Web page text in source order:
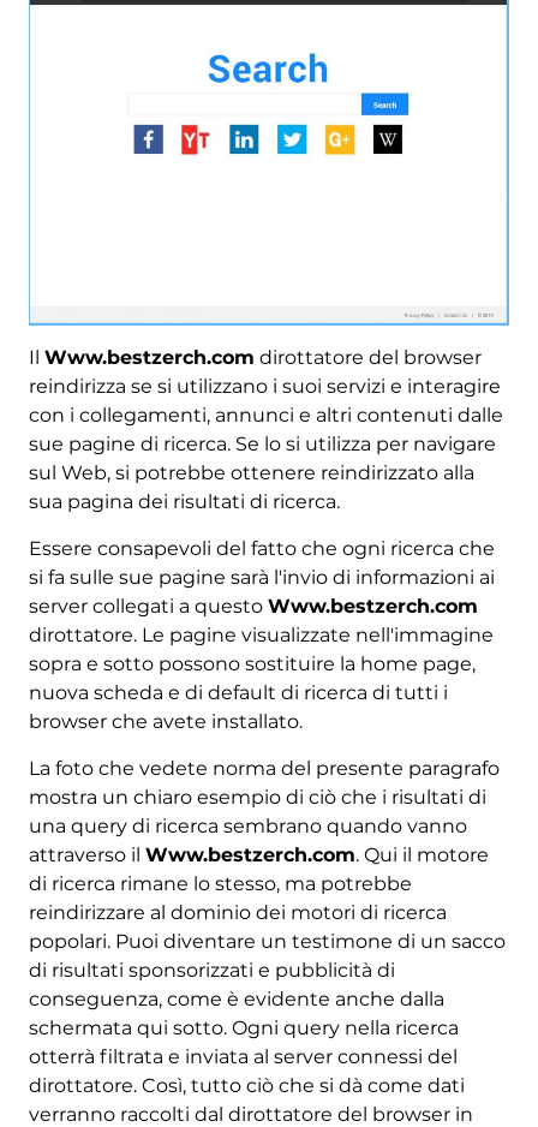
Il Www.bestzerch.com dirottatore del browser
reindirizza se si utilizzano i suoi servizi e interagire
con i collegamenti, annunci e altri contenuti dalle
sue pagine di ricerca. Se lo si utilizza per navigare
sul Web, si potrebbe ottenere reindirizzato alla
sua pagina dei risultati di ricerca.
Essere consapevoli del fatto che ogni ricerca che
si fa sulle sue pagine sarà l'invio di informazioni ai
server collegati a questo Www.bestzerch.com
dirottatore. Le pagine visualizzate nell'immagine
sopra e sotto possono sostituire la home page,
nuova scheda e di default di ricerca di tutti i
browser che avete installato.
La foto che vedete norma del presente paragrafo
mostra un chiaro esempio di ciò che i risultati di
una query di ricerca sembrano quando vanno
attraverso il Www.bestzerch.com. Qui il motore
di ricerca rimane lo stesso, ma potrebbe
reindirizzare al dominio dei motori di ricerca
popolari. Puoi diventare un testimone di un sacco
di risultati sponsorizzati e pubblicità di
conseguenza, come è evidente anche dalla
schermata qui sotto. Ogni query nella ricerca
otterrà filtrata e inviata al server connessi del
dirottatore. Così, tutto ciò che si dà come dati
verranno raccolti dal dirottatore del browser in